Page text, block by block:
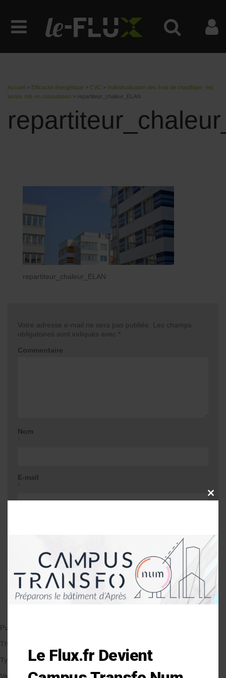
Accueil > Efficacité énergétique > CVC > Individualisation des frais de chauffage : les
textes mis en consultation > repartiteur_chaleur_ELAN
repartiteur_chaleur_ELAN
Votre adresse e-mail ne sera pas publiée.
Les champs
obligatoires sont indiqués avec *
Commentaire
Nom
E-mail
Me prévenir lors d'une réponse à mon
commentaire
Publié le 09/04/2019
Thématique
Types de Bâtiment
Veille et solutions
CLOSE
Le Flux.fr Devient